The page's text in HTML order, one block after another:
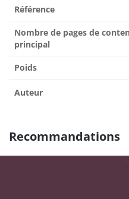
Référence
Nombre de pages de
principal
Poids
Auteur
Recommandations